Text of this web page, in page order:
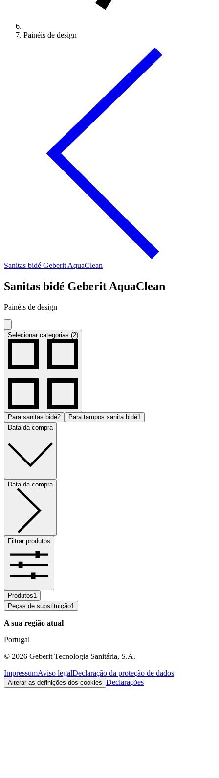
Painéis de design
Sanitas bidé Geberit AquaClean
Sanitas bidé Geberit AquaClean
Painéis de design
Selecionar categorias (2)
Para sanitas bidé2 Para tampos sanita bidé1
Data da compra
Data da compra
Filtrar produtos
Produtos1
Peças de substituição1
A sua região atual
Portugal
© 2026 Geberit Tecnologia Sanitária, S.A.
ImpressumAviso legalDeclaração da proteção de dados
Alterar as definições dos cookies Declarações